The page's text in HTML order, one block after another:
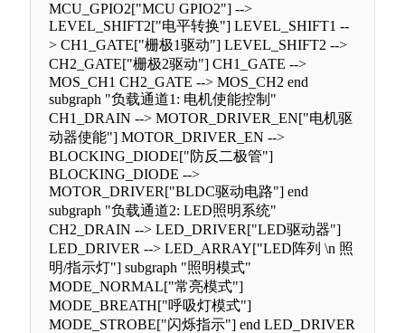
MCU_GPIO2["MCU GPIO2"] -->
LEVEL_SHIFT2["电平转换"] LEVEL_SHIFT1 --
> CH1_GATE["栅极1驱动"] LEVEL_SHIFT2 -->
CH2_GATE["栅极2驱动"] CH1_GATE -->
MOS_CH1 CH2_GATE --> MOS_CH2 end
subgraph "负载通道1: 电机使能控制"
CH1_DRAIN --> MOTOR_DRIVER_EN["电机驱
动器使能"] MOTOR_DRIVER_EN -->
BLOCKING_DIODE["防反二极管"]
BLOCKING_DIODE -->
MOTOR_DRIVER["BLDC驱动电路"] end
subgraph "负载通道2: LED照明系统"
CH2_DRAIN --> LED_DRIVER["LED驱动器"]
LED_DRIVER --> LED_ARRAY["LED阵列 \n 照
明/指示灯"] subgraph "照明模式"
MODE_NORMAL["常亮模式"]
MODE_BREATH["呼吸灯模式"]
MODE_STROBE["闪烁指示"] end LED_DRIVER